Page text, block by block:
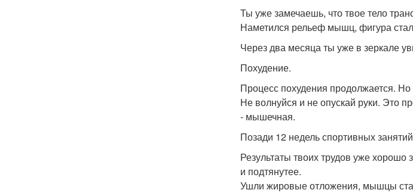
Ты уже замечаешь, что твое тело
Наметился рельеф мышц, фигура
Через два месяца ты уже в зеркале
Похудение.
Процесс похудения продолжается.
Не волнуйся и не опускай руки. Это
- мышечная.
Позади 12 недель спортивных
Результаты твоих трудов уже
и подтянутее.
Ушли жировые отложения, мышцы